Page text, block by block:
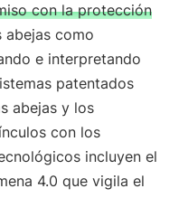
con la protección
abejas como
e interpretando
patentados
abejas y los
con los
incluyen el
4.0 que vigila el